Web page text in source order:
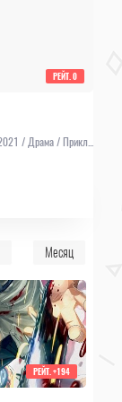
Аниме сериалы / Аниме 2021 / Драма / Приключения / Фэнтези
РЕЙТ. 0
Месяц
РЕЙТ. +194